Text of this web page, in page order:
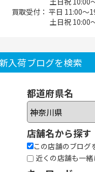
買取受付： 平日 11:00～
土日祝 10:00
新入荷ブログを検索
都道府県名
店舗名から探す
この店舗のブログ
近くの店舗も一